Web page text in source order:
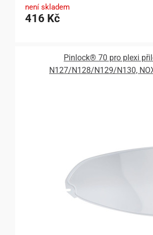
není skladem
416 Kč
Pinlock® 70 pro plexi
N127/N128/N129/N130,